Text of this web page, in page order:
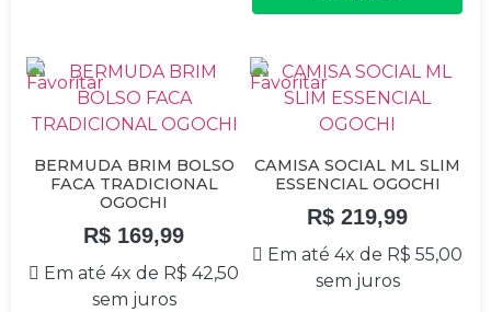
BERMUDA BRIM BOLSO
FACA TRADICIONAL
OGOCHI
R$ 169,99
Em até 4x de R$ 42,50
sem juros
CAMISA SOCIAL ML SLIM
ESSENCIAL OGOCHI
R$ 219,99
Em até 4x de R$ 55,00
sem juros